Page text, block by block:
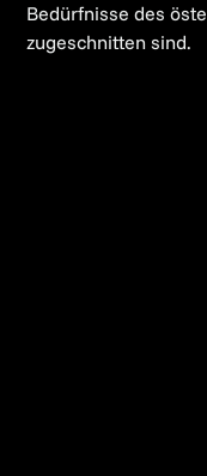
Bedürfnisse des
zugeschnitten sind.